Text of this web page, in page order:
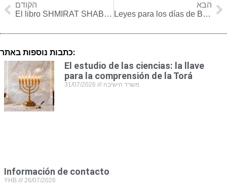
הקודם
El libro SHMIRAT SHABAT KEHILJATÁ y la polémica que desató
הבא
Leyes para los días de Bein Hameitzarim – las Tres Semanas
כתבות נוספות באתר:
El estudio de las ciencias: la llave
para la comprensión de la Torá
משרד הישיבה 31/07/2026
Información de contacto
YHB 26/07/2026